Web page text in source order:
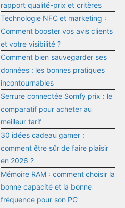
rapport qualité-prix et critères
Technologie NFC et marketing :
Comment booster vos avis clients
et votre visibilité ?
Comment bien sauvegarder ses
données : les bonnes pratiques
incontournables
Serrure connectée Somfy prix : le
comparatif pour acheter au
meilleur tarif
30 idées cadeau gamer :
comment être sûr de faire plaisir
en 2026 ?
Mémoire RAM : comment choisir la
bonne capacité et la bonne
fréquence pour son PC